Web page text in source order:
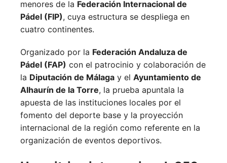
menores de la Federación Internacional de
Pádel (FIP), cuya estructura se despliega en
cuatro continentes.
Organizado por la Federación Andaluza de
Pádel (FAP) con el patrocinio y colaboración de
la Diputación de Málaga y el Ayuntamiento de
Alhaurín de la Torre, la prueba apuntala la
apuesta de las instituciones locales por el
fomento del deporte base y la proyección
internacional de la región como referente en la
organización de eventos deportivos.